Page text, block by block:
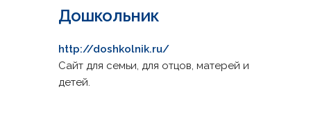
Дошкольник
http://doshkolnik.ru/
Сайт для семьи, для отцов, матерей и
детей.